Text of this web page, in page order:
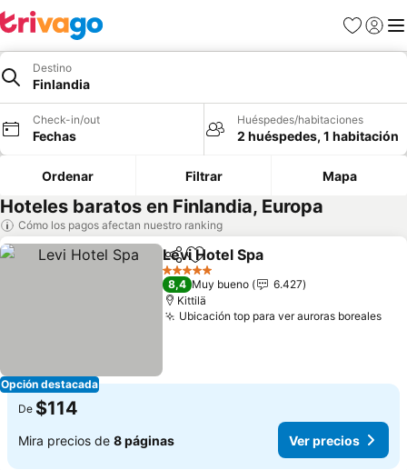
Favoritos
Iniciar
Destino
Finlandia
Check-in/out
Fechas
Huéspedes/habitaciones
2 huéspedes, 1 habitación
Ordenar Filtrar Mapa
Hoteles baratos en Finlandia, Europa
Cómo los pagos afectan nuestro ranking
Opción destacada
CompartirAgregar a favoritos
Levi Hotel Spa
5 Estrellas
8,4 Muy bueno
6.427
Kittilä
Ubicación top para ver auroras boreales
De $114
Mira precios de 8 páginas Ver precios